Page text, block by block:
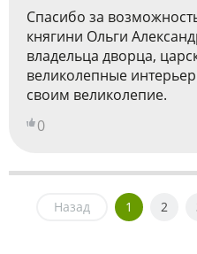
Спасибо за
княгини Ольги
владельца дворца,
великолепные
своим великолепие.
0
Назад 1 2